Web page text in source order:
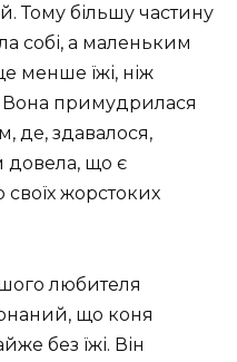
Тому більшу частину
собі, а маленьким
менше їжі, ніж
Вона примудрилася
де, здавалося,
довела, що є
жорстоких
любителя
що коня
без їжі. Він